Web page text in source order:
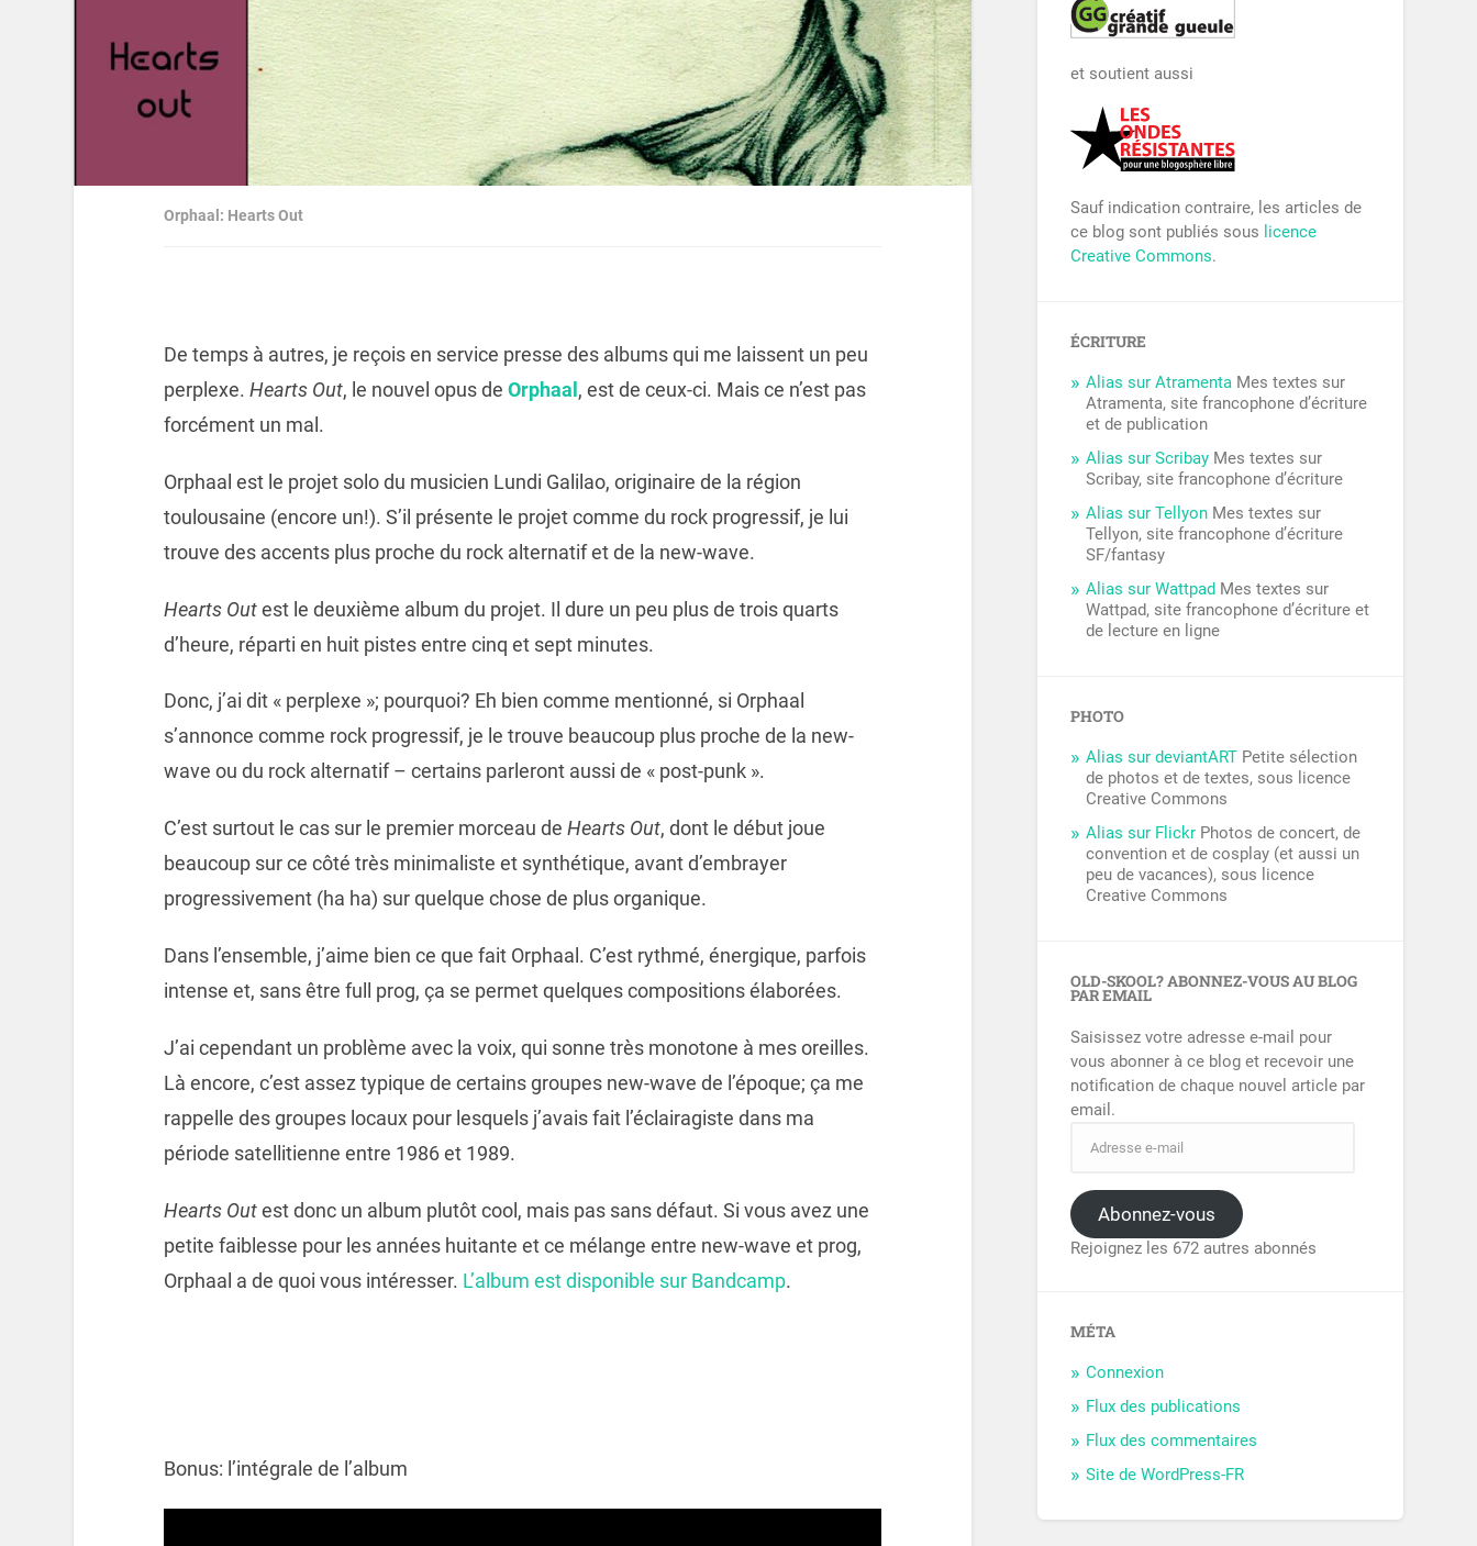
Orphaal: Hearts Out
De temps à autres, je reçois en service presse des albums qui me laissent un peu
perplexe. Hearts Out, le nouvel opus de Orphaal , est de ceux-ci. Mais ce n’est pas
forcément un mal.
Orphaal est le projet solo du musicien Lundi Galilao, originaire de la région
toulousaine (encore un!). S’il présente le projet comme du rock progressif, je lui
trouve des accents plus proche du rock alternatif et de la new-wave.
Hearts Outest le deuxième album du projet. Il dure un peu plus de trois quarts
d’heure, réparti en huit pistes entre cinq et sept minutes.
Donc, j’ai dit « perplexe »; pourquoi? Eh bien comme mentionné, si Orphaal
s’annonce comme rock progressif, je le trouve beaucoup plus proche de la new-
wave ou du rock alternatif – certains parleront aussi de « post-punk ».
C’est surtout le cas sur le premier morceau de Hearts Out, dont le début joue
beaucoup sur ce côté très minimaliste et synthétique, avant d’embrayer
progressivement (ha ha) sur quelque chose de plus organique.
Dans l’ensemble, j’aime bien ce que fait Orphaal. C’est rythmé, énergique, parfois
intense et, sans être full prog, ça se permet quelques compositions élaborées.
J’ai cependant un problème avec la voix, qui sonne très monotone à mes oreilles.
Là encore, c’est assez typique de certains groupes new-wave de l’époque; ça me
rappelle des groupes locaux pour lesquels j’avais fait l’éclairagiste dans ma
période satellitienne entre 1986 et 1989.
Hearts Outest donc un album plutôt cool, mais pas sans défaut. Si vous avez une
petite faiblesse pour les années huitante et ce mélange entre new-wave et prog,
Orphaal a de quoi vous intéresser. L’album est disponible sur Bandcamp.
Bonus: l’intégrale de l’album
et soutient aussi
Sauf indication contraire, les articles de
ce blog sont publiés sous licence
Creative Commons.
ÉCRITURE
Alias sur Atramenta Mes textes sur
Atramenta, site francophone d’écriture
et de publication
Alias sur Scribay Mes textes sur
Scribay, site francophone d’écriture
Alias sur Tellyon Mes textes sur
Tellyon, site francophone d’écriture
SF/fantasy
Alias sur Wattpad Mes textes sur
Wattpad, site francophone d’écriture et
de lecture en ligne
PHOTO
Alias sur deviantART Petite sélection
de photos et de textes, sous licence
Creative Commons
Alias sur Flickr Photos de concert, de
convention et de cosplay (et aussi un
peu de vacances), sous licence
Creative Commons
OLD-SKOOL? ABONNEZ-VOUS AU BLOG
PAR EMAIL
Saisissez votre adresse e-mail pour
vous abonner à ce blog et recevoir une
notification de chaque nouvel article par
email.
Abonnez-vous
Rejoignez les 672 autres abonnés
MÉTA
Connexion
Flux des publications
Flux des commentaires
Site de WordPress-FR